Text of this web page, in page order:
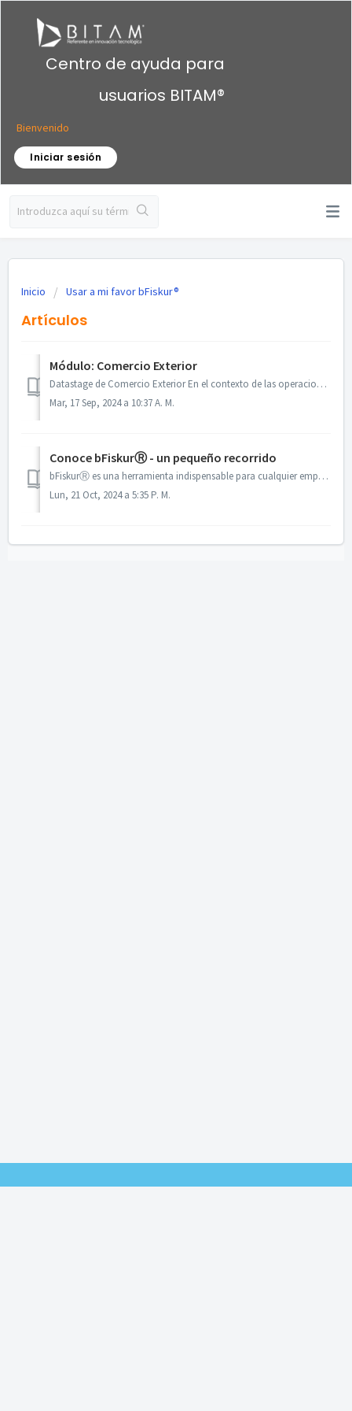
Centro de ayuda para
usuarios BITAM®
Bienvenido
Iniciar sesión
Inicio Usar a mi favor bFiskur®︎
Artículos
Módulo: Comercio Exterior
Datastage de Comercio Exterior En el contexto de las operaciones de comercio exterior, la correcta gestión de la documentación aduanera es esencial para as...
Mar, 17 Sep, 2024 a 10:37 A. M.
Conoce bFiskurⓇ - un pequeño recorrido
bFiskurⓇ es una herramienta indispensable para cualquier empresa que busca optimizar su gestión fiscal. Al automatizar procesos, proporcionar información de...
Lun, 21 Oct, 2024 a 5:35 P. M.